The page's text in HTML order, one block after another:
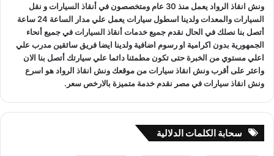
:
ونش انقاذ الرواد يعمل منذ 30 عام ومتخصصون في أنقاذ السياراتو نقل
السيارات
والمعدات ولدينا اسطول سيارات يعمل علي مدار الساعة 24 ساعة
أتصل بنا نصلك في الحال نقدم جميع خدماتأنقاذ السياراتفي جميع أنحاء
الجمهورية بدون اكرامية او رسوم اضافية ولدينا ايضا فريق سائقين مدرب علي
اعلي مستوي من الخبرة حتى تكون مطمئنا دائما علي سيارتك أتصل بنا الان
واعثر علىأقرب ونش انقاذ سياراتمن موقعك ونش انقاذ الرواد هو اسرع
ونش انقاذ سياراتفي مصر نقدم خدمة متميزة بالارخص سعر.
سحابة الكلمات الدلالية